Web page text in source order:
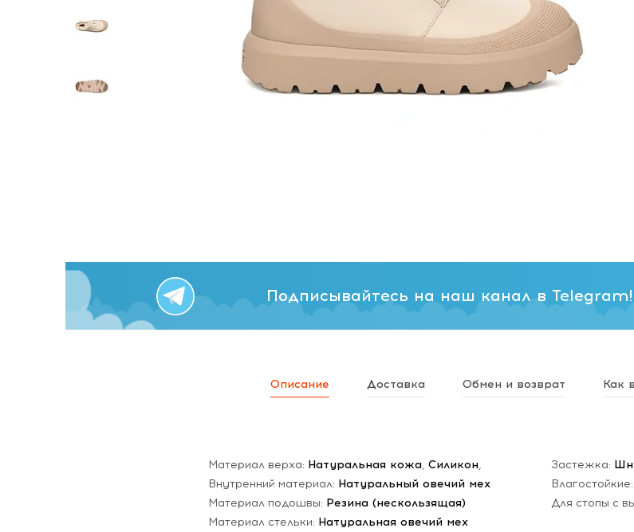
Подписывайтесь на наш канал в Telegram!
Описание Доставка Обмен и возврат Как
Материал верха: Натуральная кожа, Силикон,
Внутренний материал: Натуральный овечий мех
Материал подошвы: Резина (нескользящая)
Материал стельки: Натуральная овечий мех
Застежка:
Влагостойкие:
Для стопы с